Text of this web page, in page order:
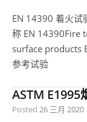
EN 14390 着火试
称 EN 14390Fire
surface products
参考试验
ASTM E1995
Posted 26 三月 2020